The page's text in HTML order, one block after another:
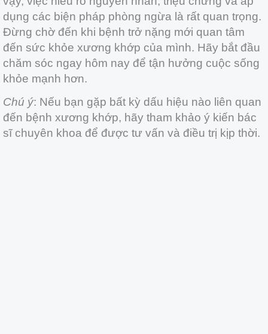
dụng các biện pháp phòng ngừa là rất quan trọng.
Đừng chờ đến khi bệnh trở nặng mới quan tâm
đến sức khỏe xương khớp của mình. Hãy bắt đầu
chăm sóc ngay hôm nay để tận hưởng cuộc sống
khỏe mạnh hơn.
Chú ý: Nếu bạn gặp bất kỳ dấu hiệu nào liên quan
đến bệnh xương khớp, hãy tham khảo ý kiến bác
sĩ chuyên khoa để được tư vấn và điều trị kịp thời.